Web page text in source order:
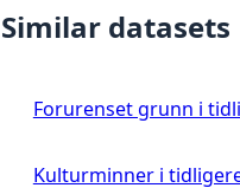
Similar datasets
Forurenset grunn i
Kulturminner i